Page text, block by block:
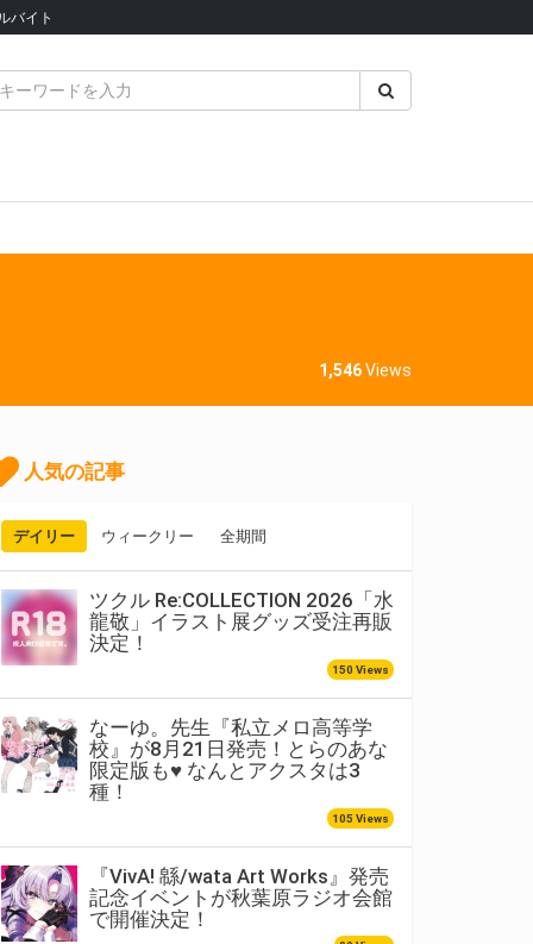
バイト
1,546Views
人気の記事
デイリー ウィークリー 全期間
ツクル Re:COLLECTION 2026「水
龍敬」イラスト展グッズ受注再販
決定！
150 Views
なーゆ。先生『私立メロ高等学
校』が8月21日発売！とらのあな
限定版も♥ なんとアクスタは3
種！
105 Views
『VivA! 緜/wata Art Works』発売
記念イベントが秋葉原ラジオ会館
で開催決定！